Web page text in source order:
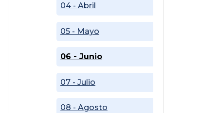
04 - Abril
05 - Mayo
06 - Junio
07 - Julio
08 - Agosto